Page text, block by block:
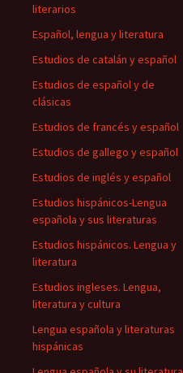
literarios
Español, lengua y literatura
Estudios de catalán y español
Estudios de español y de
clásicas
Estudios de francés y español
Estudios de gallego y español
Estudios de inglés y español
Estudios hispánicos-Lengua
española y sus literaturas
Estudios hispánicos. Lengua y
literatura
Estudios ingleses. Lengua,
literatura y cultura
Lengua española y literaturas
hispánicas